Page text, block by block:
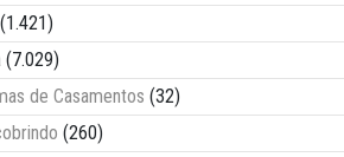
(1.421)
(7.029)
de Casamentos (32)
(260)